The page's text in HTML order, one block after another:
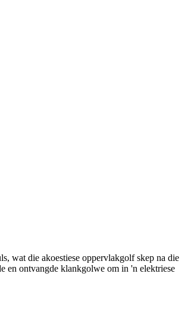
wat die akoestiese oppervlakgolf skep na die
en ontvangde klankgolwe om in 'n elektriese